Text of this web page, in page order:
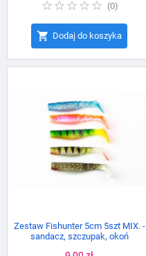
(0)
 Dodaj do koszyka
Zestaw Fishunter 5cm 5szt MIX. -
sandacz, szczupak, okoń